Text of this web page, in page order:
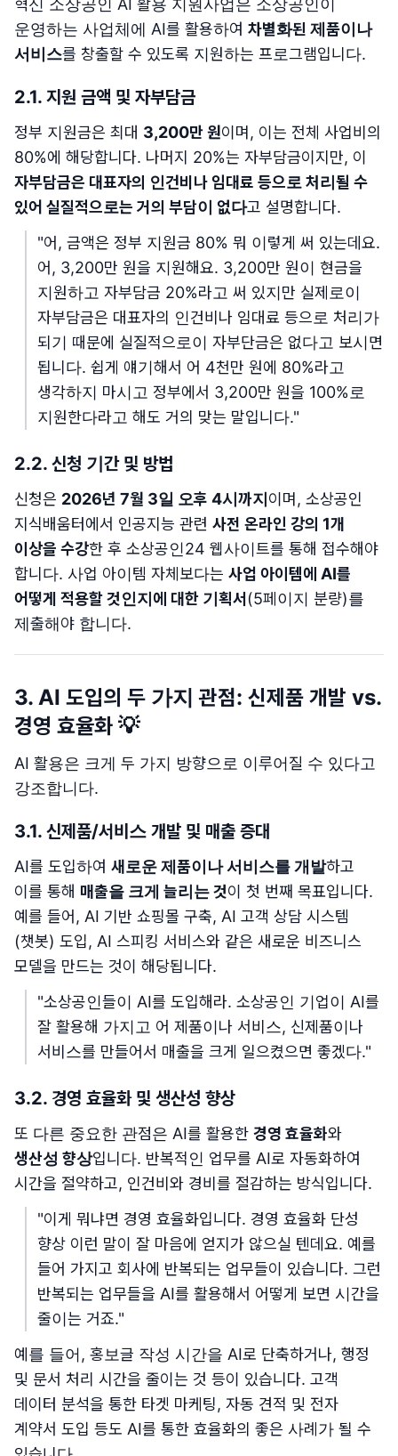
혁신 소상공인 AI 활용 지원사업은 소상공인이
운영하는 사업체에 AI를 활용하여 차별화된 제품이나
서비스를 창출할 수 있도록 지원하는 프로그램입니다.
2.1. 지원 금액 및 자부담금
정부 지원금은 최대 3,200만 원이며, 이는 전체 사업비의
80%에 해당합니다. 나머지 20%는 자부담금이지만, 이
자부담금은 대표자의 인건비나 임대료 등으로 처리될 수
있어 실질적으로는 거의 부담이 없다고 설명합니다.
"어, 금액은 정부 지원금 80% 뭐 이렇게 써 있는데요.
어, 3,200만 원을 지원해요. 3,200만 원이 현금을
지원하고 자부담금 20%라고 써 있지만 실제로이
자부담금은 대표자의 인건비나 임대료 등으로 처리가
되기 때문에 실질적으로이 자부단금은 없다고 보시면
됩니다. 쉽게 얘기해서 어 4천만 원에 80%라고
생각하지 마시고 정부에서 3,200만 원을 100%로
지원한다라고 해도 거의 맞는 말입니다."
2.2. 신청 기간 및 방법
신청은 2026년 7월 3일 오후 4시까지 이며, 소상공인
지식배움터에서 인공지능 관련 사전 온라인 강의 1개
이상을 수강한 후 소상공인24 웹사이트를 통해 접수해야
합니다. 사업 아이템 자체보다는 사업 아이템에 AI를
어떻게 적용할 것인지에 대한 기획서 (5페이지 분량)를
제출해야 합니다.
3. AI 도입의 두 가지 관점: 신제품 개발 vs.
경영 효율화 💡
AI 활용은 크게 두 가지 방향으로 이루어질 수 있다고
강조합니다.
3.1. 신제품/서비스 개발 및 매출 증대
AI를 도입하여 새로운 제품이나 서비스를 개발하고
이를 통해 매출을 크게 늘리는 것이 첫 번째 목표입니다.
예를 들어, AI 기반 쇼핑몰 구축, AI 고객 상담 시스템
(챗봇) 도입, AI 스피킹 서비스와 같은 새로운 비즈니스
모델을 만드는 것이 해당됩니다.
"소상공인들이 AI를 도입해라. 소상공인 기업이 AI를
잘 활용해 가지고 어 제품이나 서비스, 신제품이나
서비스를 만들어서 매출을 크게 일으켰으면 좋겠다."
3.2. 경영 효율화 및 생산성 향상
또 다른 중요한 관점은 AI를 활용한 경영 효율화와
생산성 향상입니다. 반복적인 업무를 AI로 자동화하여
시간을 절약하고, 인건비와 경비를 절감하는 방식입니다.
"이게 뭐냐면 경영 효율화입니다. 경영 효율화 단성
향상 이런 말이 잘 마음에 얻지가 않으실 텐데요. 예를
들어 가지고 회사에 반복되는 업무들이 있습니다. 그런
반복되는 업무들을 AI를 활용해서 어떻게 보면 시간을
줄이는 거죠."
예를 들어, 홍보글 작성 시간을 AI로 단축하거나, 행정
및 문서 처리 시간을 줄이는 것 등이 있습니다. 고객
데이터 분석을 통한 타겟 마케팅, 자동 견적 및 전자
계약서 도입 등도 AI를 통한 효율화의 좋은 사례가 될 수